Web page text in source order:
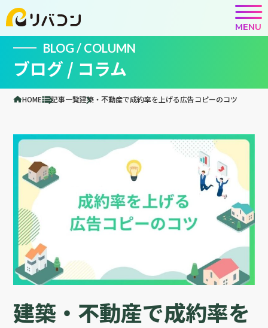
MENU
BLOG / COLUMN
ブログ / コラム
HOME 記事一覧建築・不動産で成約率を上げる広告コピーのコツ
建築・不動産で成約率を